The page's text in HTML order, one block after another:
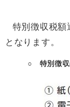
特別徴収税額
となります。
○ 特別徴収義